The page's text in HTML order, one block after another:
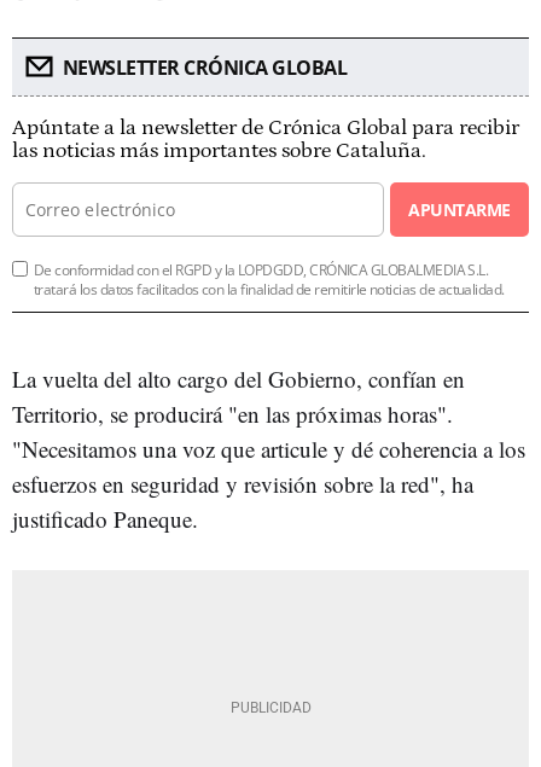
NEWSLETTER CRÓNICA GLOBAL
Apúntate a la newsletter de Crónica Global para recibir
las noticias más importantes sobre Cataluña.
APUNTARME
De conformidad con el RGPD y la LOPDGDD, CRÓNICA GLOBALMEDIA S.L.
tratará los datos facilitados con la finalidad de remitirle noticias de actualidad.
La vuelta del alto cargo del Gobierno, confían en
Territorio, se producirá "en las próximas horas".
"Necesitamos una voz que articule y dé coherencia a los
esfuerzos en seguridad y revisión sobre la red", ha
justificado Paneque.